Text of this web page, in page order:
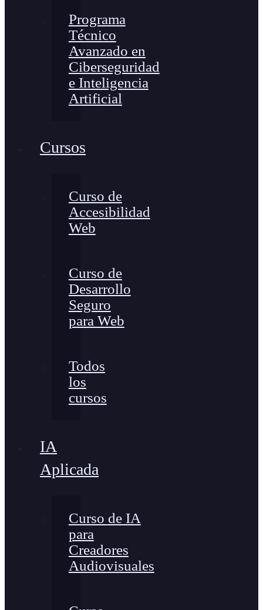
Programa
Técnico
Avanzado en
Ciberseguridad
e Inteligencia
Artificial
Cursos
Curso de
Accesibilidad
Web
Curso de
Desarrollo
Seguro
para Web
Todos
los
cursos
IA
Aplicada
Curso de IA
para
Creadores
Audiovisuales